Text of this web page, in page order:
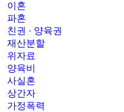
이혼
파혼
친권 · 양육권
재산분할
위자료
양육비
사실혼
상간자
가정폭력